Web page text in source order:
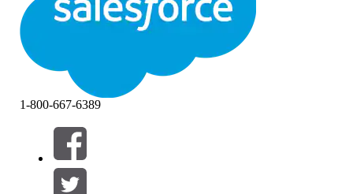
Filtros (0)
SELECCIONAR FILTROS
1-800-667-6389